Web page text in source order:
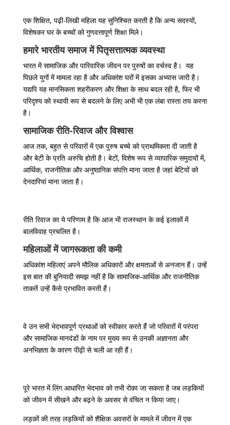
एक शिक्षित, पढ़ी-लिखी महिला यह सुनिश्चित करती है कि अन्य सदस्यों,
विशेषकर घर के बच्चों को गुणवत्तापूर्ण शिक्षा मिले।
हमारे भारतीय समाज में पितृसत्तात्मक व्यवस्था
भारत में सामाजिक और पारिवारिक जीवन पर पुरुषों का वर्चस्व है। यह
पिछले युगों में मामला रहा है और अधिकांश घरों में इसका अभ्यास जारी है।
यद्यपि यह मानसिकता शहरीकरण और शिक्षा के साथ बदल रही है, फिर भी
परिदृश्य को स्थायी रूप से बदलने के लिए अभी भी एक लंबा रास्ता तय करना
है।
सामाजिक रीति-रिवाज और विश्वास
आज तक, बहुत से परिवारों में एक पुरुष बच्चे को प्राथमिकता दी जाती है
और बेटी के प्रति अरुचि होती है। बेटों, विशेष रूप से व्यापारिक समुदायों में,
आर्थिक, राजनीतिक और अनुष्ठानिक संपत्ति माना जाता है जहां बेटियों को
देनदारियां माना जाता है।
रीति रिवाज का ये परिणाम है कि आज भी राजस्थान के कई इलाकों में
बालविवाह प्रचलित है।
महिलाओं में जागरूकता की कमी
अधिकांश महिलाएं अपने मौलिक अधिकारों और क्षमताओं से अनजान हैं। उन्हें
इस बात की बुनियादी समझ नहीं है कि सामाजिक-आर्थिक और राजनीतिक
ताकतें उन्हें कैसे प्रभावित करती हैं।
वे उन सभी भेदभावपूर्ण प्रथाओं को स्वीकार करते हैं जो परिवारों में परंपरा
और सामाजिक मानदंडों के नाम पर मुख्य रूप से उनकी अज्ञानता और
अनभिज्ञता के कारण पीढ़ी से चली आ रही हैं।
पूरे भारत में लिंग आधारित भेदभाव को तभी रोका जा सकता है जब लड़कियों
को जीवन में सीखने और बढ़ने के अवसर से वंचित न किया जाए।
लड़कों की तरह लड़कियों को शैक्षिक अवसरों के मामले में जीवन में एक